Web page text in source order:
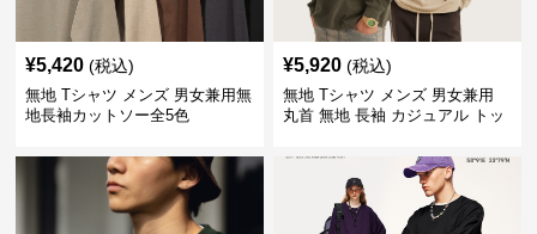
¥5,420 (税込)
無地 Tシャツ メンズ 男女兼用無
地長袖カットソー全5色
¥5,920 (税込)
無地 Tシャツ メンズ 男女兼用
丸首 無地 長袖 カジュアル トッ